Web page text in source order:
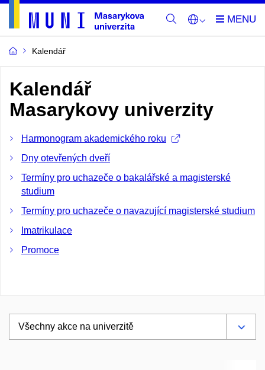
Kalendář
Kalendář
Masarykovy univerzity
Harmonogram akademického roku
Dny otevřených dveří
Termíny pro uchazeče o bakalářské a magisterské
studium
Termíny pro uchazeče o navazující magisterské studium
Imatrikulace
Promoce